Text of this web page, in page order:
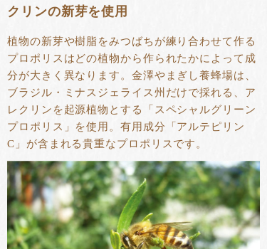
クリンの新芽を使用
植物の新芽や樹脂をみつばちが練り合わせて作る
プロポリスはどの植物から作られたかによって成
分が大きく異なります。金澤やまぎし養蜂場は、
ブラジル・ミナスジェライス州だけで採れる、ア
レクリンを起源植物とする「スペシャルグリーン
プロポリス」を使用。有用成分「アルテピリン
C」が含まれる貴重なプロポリスです。